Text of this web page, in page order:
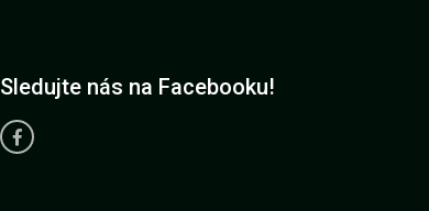
Sledujte nás na Facebooku!